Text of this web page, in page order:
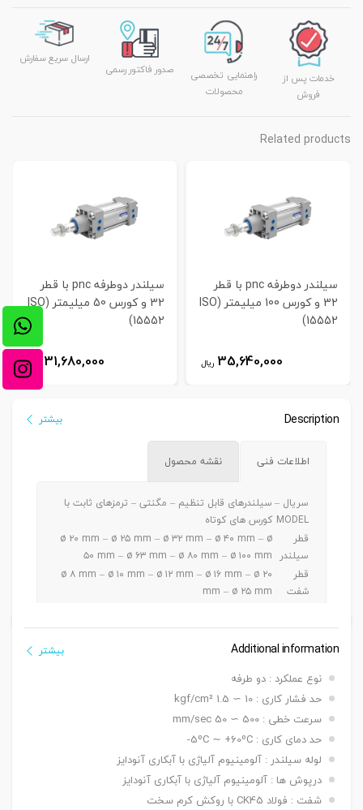
خدمات پس از
فروش
راهنمایی تخصصی
محصولات
صدور فاکتور رسمی
ارسال سریع سفارش
Related products
سیلندر دوطرفه pnc با قطر
32 و کورس 100 میلیمتر (ISO
15552)
35,640,000 ریال
سیلندر دوطرفه pnc با قطر
32 و کورس 50 میلیمتر (ISO
15552)
31,680,000 ریال
Description بیشتر
اطلاعات فنی نقشه محصول
سریال –
MODEL
سیلندرهای قابل تنظیم – مگنتی – ترمزهای ثابت با
کورس های کوتاه
قطر
سیلندر
ø ۲۰ mm – ø ۲۵ mm – ø ۳۲ mm – ø ۴۰ mm – ø
۵۰ mm – ø ۶۳ mm – ø ۸۰ mm – ø ۱۰۰ mm
قطر
شفت
ø ۸ mm – ø ۱۰ mm – ø ۱۲ mm – ø ۱۶ mm – ø ۲۰
mm – ø ۲۵ mm
~ 50 mm / ø ۶۳-۸۰-۱۰۰mm a 5 ~ 100 mm
دنده
دنده ماندگی ,دنده نری
بست
نصبی
شاخه مادگی Y – بست چشمی FI – بست شناور FC
سنسور KT 33 R
تعداد
سنسور
یک عدد ,دو عدد
Additional information
نوع عملکرد : دو طرفه
حد فشار کاری : 10 ∼ 1.5 kgf/cm²
سرعت خطی : 500 ∼ 50 mm/sec
حد دمای کاری : 5ºC ∼ +60ºC-
لوله سیلندر : آلومینیوم آلیاژی با آبکاری آنودایز
درپوش ها : آلومینیوم آلیاژی با آبکاری آنودایز
شفت : فولاد CK45 با روکش کرم سخت
بیشتر